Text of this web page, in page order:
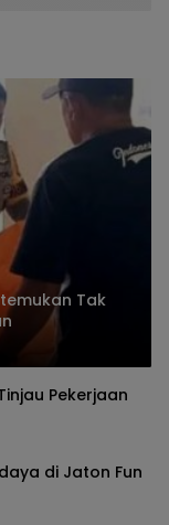
Tak
Pekerjaan
di Jaton Fun